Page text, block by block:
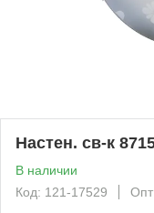
Настен. св-к
В наличии
Код: 121-17529